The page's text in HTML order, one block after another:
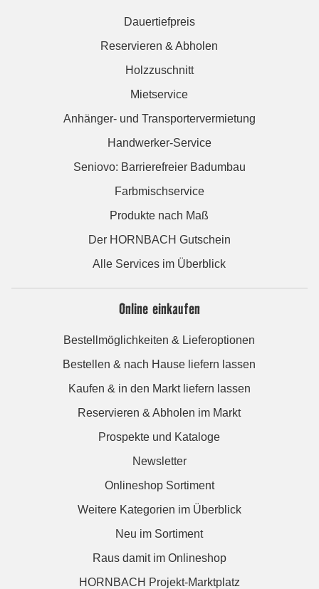
Dauertiefpreis
Reservieren & Abholen
Holzzuschnitt
Mietservice
Anhänger- und Transportervermietung
Handwerker-Service
Seniovo: Barrierefreier Badumbau
Farbmischservice
Produkte nach Maß
Der HORNBACH Gutschein
Alle Services im Überblick
Online einkaufen
Bestellmöglichkeiten & Lieferoptionen
Bestellen & nach Hause liefern lassen
Kaufen & in den Markt liefern lassen
Reservieren & Abholen im Markt
Prospekte und Kataloge
Newsletter
Onlineshop Sortiment
Weitere Kategorien im Überblick
Neu im Sortiment
Raus damit im Onlineshop
HORNBACH Projekt-Marktplatz